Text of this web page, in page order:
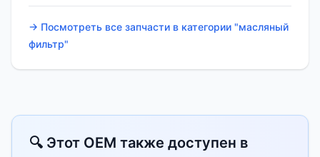
→ Посмотреть все запчасти в категории "масляный
фильтр"
🔍 Этот OEM также доступен в